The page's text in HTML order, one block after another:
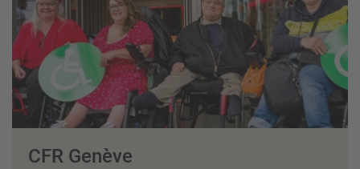
CFR Genève